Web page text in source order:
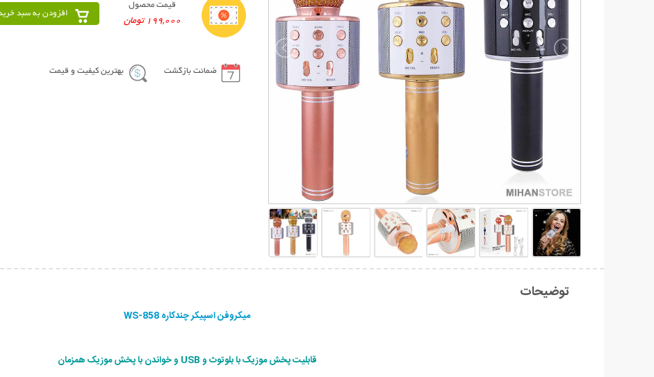
قیمت محصول
199,000 تومان
افزودن به سبد
ضمانت بازگشت بهترین کیفیت و قیمت
توضیحات
میکروفن اسپیکر چندکاره WS-858
قابلیت پخش موزیک با بلوتوث و USB و خواندن با پخش موزیک همزمان